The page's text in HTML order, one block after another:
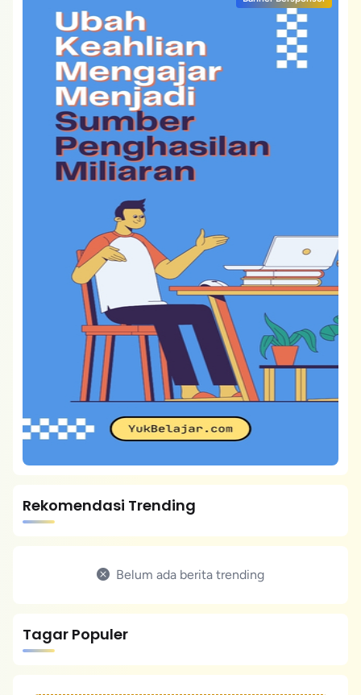
Rekomendasi Trending
Belum ada berita trending
Tagar Populer